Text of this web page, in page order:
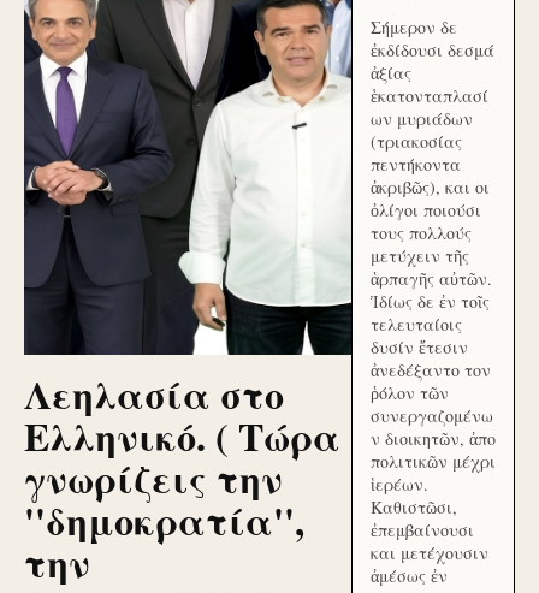
Λεηλασία στο
Ελληνικό. ( Τώρα
γνωρίζεις την
''δημοκρατία'',
την
Σήμερον δε
ἐκδίδουσι δεσμά
ἀξίας
ἑκατονταπλασί
ων μυριάδων
(τριακοσίας
πεντήκοντα
ἀκριβῶς), και οι
ὀλίγοι ποιούσι
τους πολλούς
μετύχειν τῆς
ἁρπαγῆς αὐτῶν.
Ἰδίως δε ἐν τοῖς
τελευταίοις
δυσίν ἔτεσιν
ἀνεδέξαντο τον
ῥόλον τῶν
συνεργαζομένω
ν διοικητῶν, ἀπο
πολιτικῶν μέχρι
ἱερέων.
Καθιστῶσι,
ἐπεμβαίνουσι
και μετέχουσιν
ἀμέσως ἐν